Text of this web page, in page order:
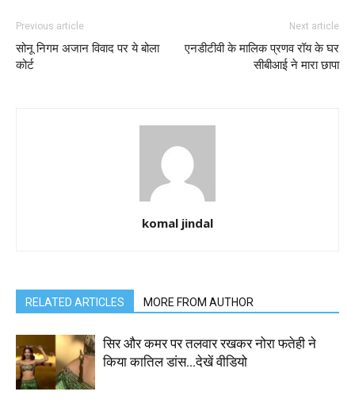
Previous article
सोनू निगम अजान विवाद पर ये बोला
कोर्ट
Next article
एनडीटीवी के मालिक प्रणव रॉय के घर
सीबीआई ने मारा छापा
komal jindal
RELATED ARTICLES MORE FROM AUTHOR
सिर और कमर पर तलवार रखकर नोरा फतेही ने
किया कातिल डांस…देखें वीडियो